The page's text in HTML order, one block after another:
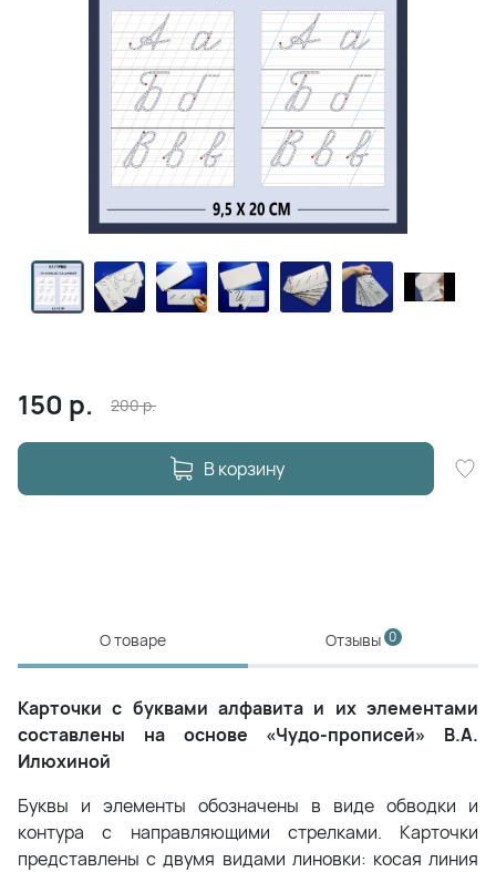
150 р. 200р.
В корзину
О товаре Отзывы 0
Карточки с буквами алфавита и их элементами
составлены на основе «Чудо-прописей» В.А.
Илюхиной
Буквы и элементы обозначены в виде обводки и
контура с направляющими стрелками. Карточки
представлены с двумя видами линовки: косая линия